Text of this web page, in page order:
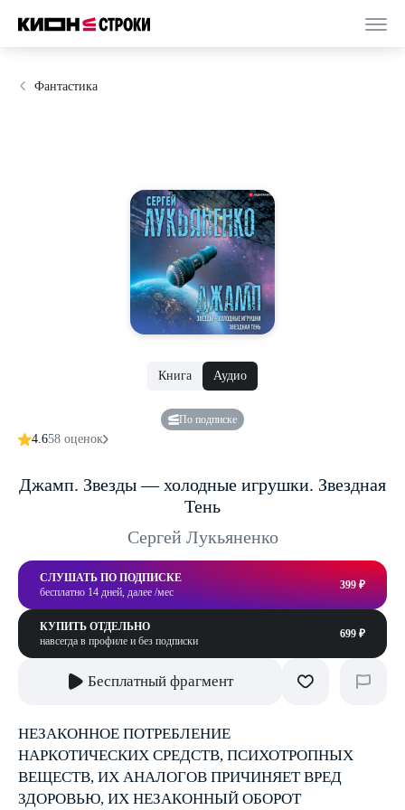
Фантастика
Книга Аудио
По подписке
4.658 оценок
Джамп. Звезды — холодные игрушки. Звездная
Тень
Сергей Лукьяненко
СЛУШАТЬ ПО ПОДПИСКЕ
бесплатно 14 дней, далее /мес
399 ₽
КУПИТЬ ОТДЕЛЬНО
навсегда в профиле и без подписки
699 ₽
Бесплатный фрагмент
НЕЗАКОННОЕ ПОТРЕБЛЕНИЕ
НАРКОТИЧЕСКИХ СРЕДСТВ, ПСИХОТРОПНЫХ
ВЕЩЕСТВ, ИХ АНАЛОГОВ ПРИЧИНЯЕТ ВРЕД
ЗДОРОВЬЮ, ИХ НЕЗАКОННЫЙ ОБОРОТ